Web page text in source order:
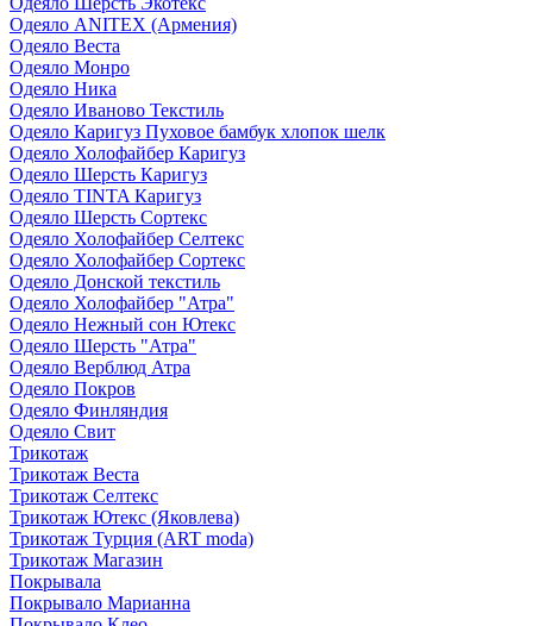
Одеяло ANITEX (Армения)
Одеяло Веста
Одеяло Монро
Одеяло Ника
Одеяло Иваново Текстиль
Одеяло Каригуз Пуховое бамбук хлопок шелк
Одеяло Холофайбер Каригуз
Одеяло Шерсть Каригуз
Одеяло TINTA Каригуз
Одеяло Шерсть Сортекс
Одеяло Холофайбер Селтекс
Одеяло Холофайбер Сортекс
Одеяло Донской текстиль
Одеяло Холофайбер "Атра"
Одеяло Нежный сон Ютекс
Одеяло Шерсть "Атра"
Одеяло Верблюд Атра
Одеяло Покров
Одеяло Финляндия
Одеяло Свит
Трикотаж
Трикотаж Веста
Трикотаж Селтекс
Трикотаж Ютекс (Яковлева)
Трикотаж Турция (ART moda)
Трикотаж Магазин
Покрывала
Покрывало Марианна